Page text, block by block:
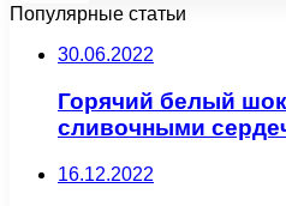
Популярные статьи
30.06.2022
Горячий белый
сливочными
16.12.2022